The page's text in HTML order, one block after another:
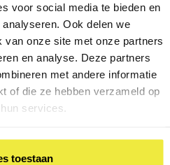
voor social media te bieden en
Ook delen we
van onze site met onze partners
en analyse. Deze partners
met andere informatie
of die ze hebben verzameld op
services.
toestaan
iemand spreken? We